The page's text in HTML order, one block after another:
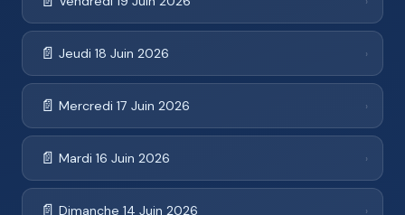
📄 Jeudi 18 Juin 2026 ›
📄 Mercredi 17 Juin 2026 ›
📄 Mardi 16 Juin 2026 ›
📄 Dimanche 14 Juin 2026 ›